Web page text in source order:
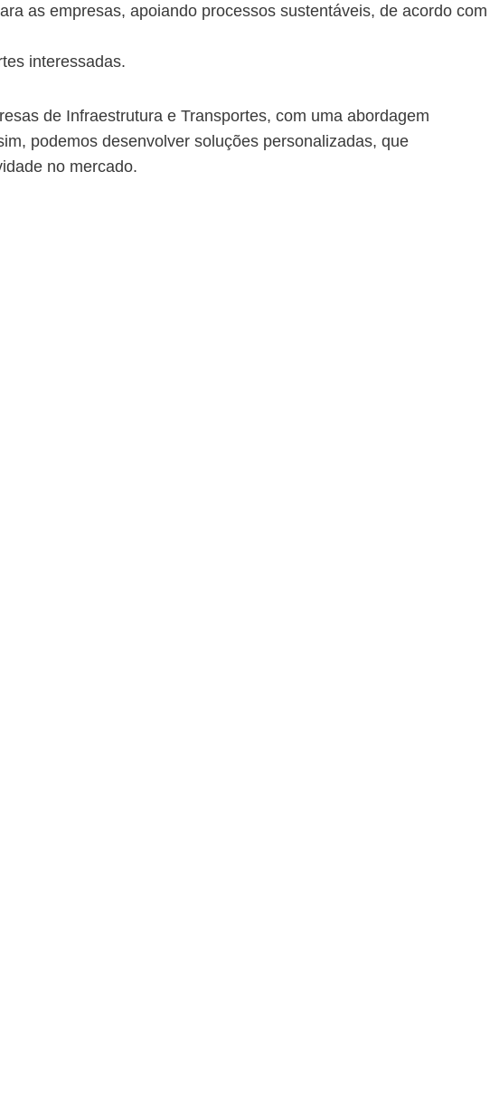
as empresas, apoiando processos sustentáveis, de acordo com
interessadas.
de Infraestrutura e Transportes, com uma abordagem
podemos desenvolver soluções personalizadas, que
no mercado.